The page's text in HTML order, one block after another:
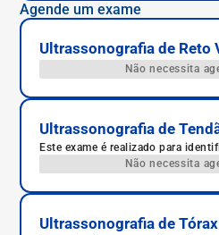
Agende um exame
Ultrassonografia de Reto
Não necessita
Ultrassonografia de
Este exame é realizado para
traumas ou patologias no tendão.
Não necessita
Ultrassonografia de Tórax